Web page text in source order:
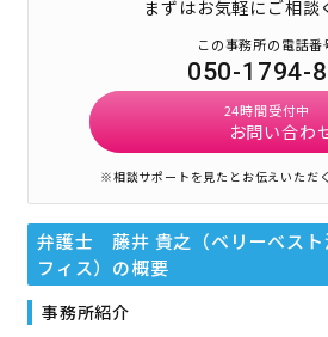
まずはお気軽にご相談
この事務所の電話番
050-1794-
24時間受付中
お問い合わ
※相談サポートを見たとお伝えいただ
弁護士 藤井 貴之（ベリーベスト
フィス） の概要
事務所紹介